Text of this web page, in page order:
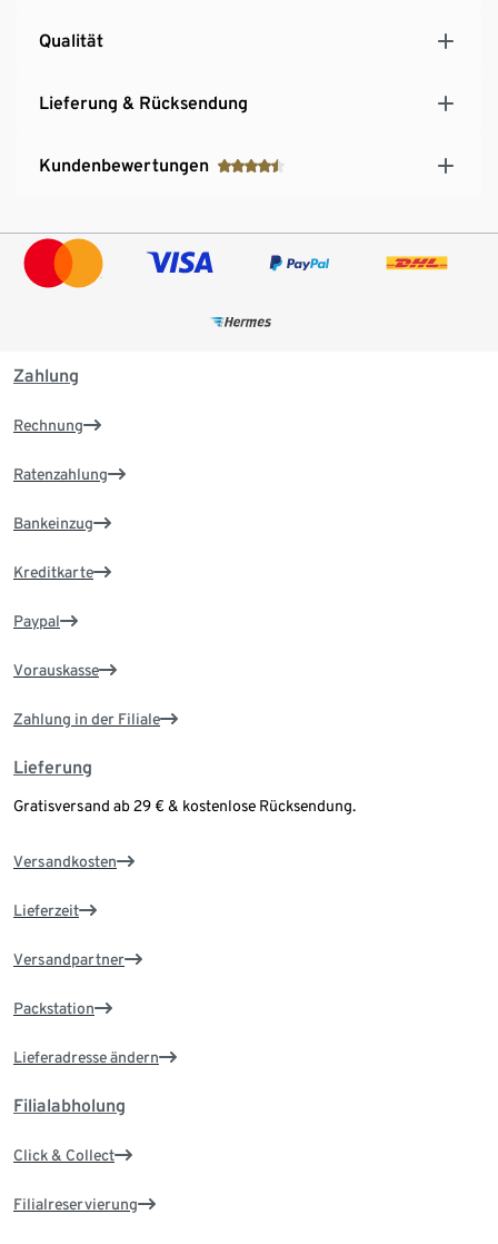
Qualität
Lieferung & Rücksendung
Kundenbewertungen
Zahlung
Rechnung
Ratenzahlung
Bankeinzug
Kreditkarte
Paypal
Vorauskasse
Zahlung in der Filiale
Lieferung
Gratisversand ab 29 € & kostenlose Rücksendung.
Versandkosten
Lieferzeit
Versandpartner
Packstation
Lieferadresse ändern
Filialabholung
Click & Collect
Filialreservierung